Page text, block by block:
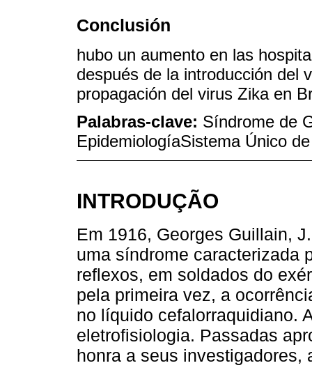
Conclusión
hubo un aumento en las
después de la introducción del
propagación del virus Zika en
Palabras-clave: Síndrome de
EpidemiologíaSistema Único
INTRODUÇÃO
Em 1916, Georges Guillain,
uma síndrome caracterizada
reflexos, em soldados do
pela primeira vez, a
no líquido cefalorraquidiano.
eletrofisiologia. Passadas
honra a seus investigadores,